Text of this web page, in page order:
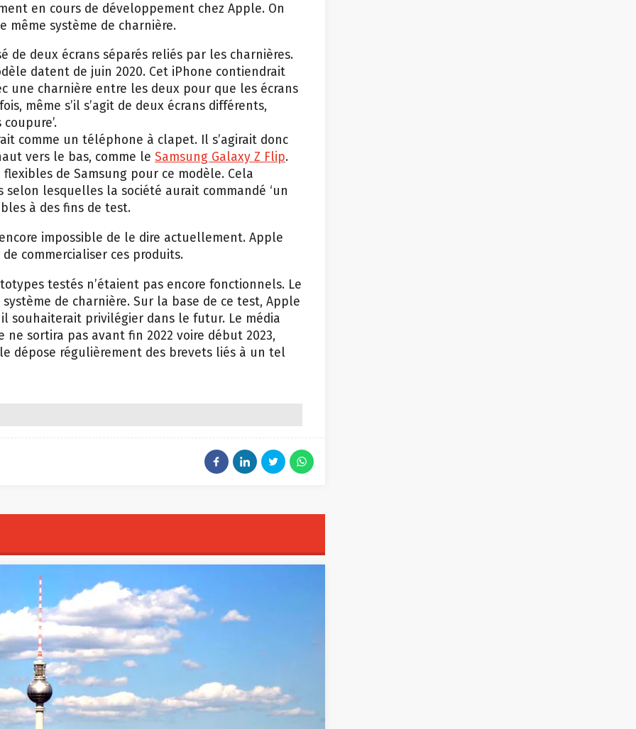
en cours de développement chez Apple. On
même système de charnière.
de deux écrans séparés reliés par les charnières.
datent de juin 2020. Cet iPhone contiendrait
une charnière entre les deux pour que les écrans
même s’il s’agit de deux écrans différents,
comme un téléphone à clapet. Il s’agirait donc
vers le bas, comme le Samsung Galaxy Z Flip.
de Samsung pour ce modèle. Cela
lesquelles la société aurait commandé ‘un
à des fins de test.
impossible de le dire actuellement. Apple
commercialiser ces produits.
testés n’étaient pas encore fonctionnels. Le
de charnière. Sur la base de ce test, Apple
souhaiterait privilégier dans le futur. Le média
sortira pas avant fin 2022 voire début 2023,
dépose régulièrement des brevets liés à un tel